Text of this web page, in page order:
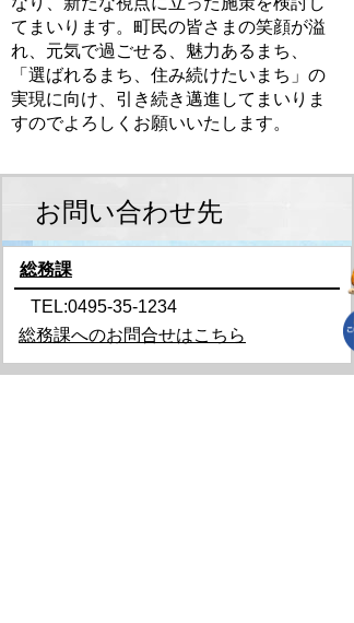
てまいります。町民の皆さまの笑顔が溢
れ、元気で過ごせる、魅力あるまち、
「選ばれるまち、住み続けたいまち」の
実現に向け、引き続き邁進してまいりま
すのでよろしくお願いいたします。
お問い合わせ先
総務課
TEL:0495-35-1234
総務課へのお問合せはこちら